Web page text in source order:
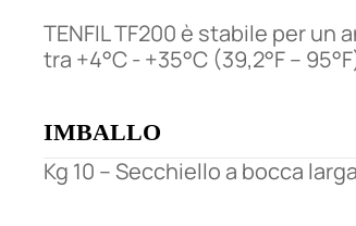
TENFIL TF200 è stabile per
tra +4°C - +35°C (39,2°F –
IMBALLO
Kg 10 – Secchiello a bocca